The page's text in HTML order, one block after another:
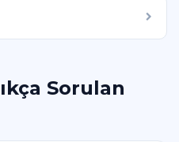
Sorulan